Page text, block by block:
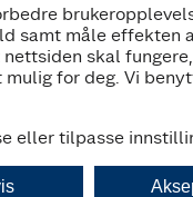
den med en
La
1 time,
samt måle effekten
skal
for deg. Vi
eller tilpasse